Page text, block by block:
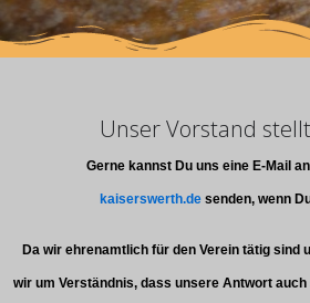
Unser Vorstand
Gerne kannst Du uns eine E-Mail an
kaiserswerth.desenden, wenn
Da wir ehrenamtlich für den Verein tätig sind
wir um Verständnis, dass unsere Antwort